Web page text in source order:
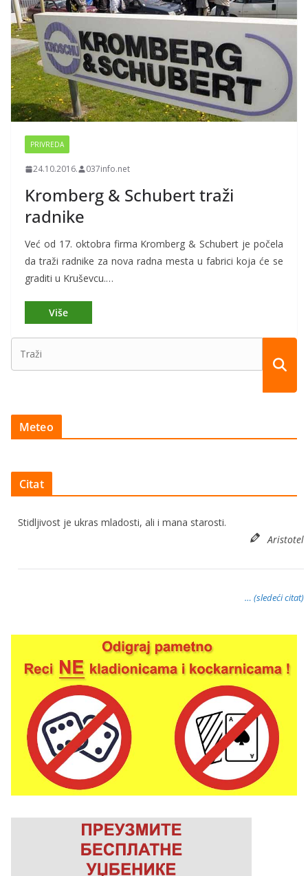
PRIVREDA
24.10.2016. 037info.net
Kromberg & Schubert traži
radnike
Već od 17. oktobra firma Kromberg & Schubert je počela
da traži radnike za nova radna mesta u fabrici koja će se
graditi u Kruševcu.…
Meteo
Citat
Stidljivost je ukras mladosti, ali i mana starosti.
Aristotel
… (sledeći citat)